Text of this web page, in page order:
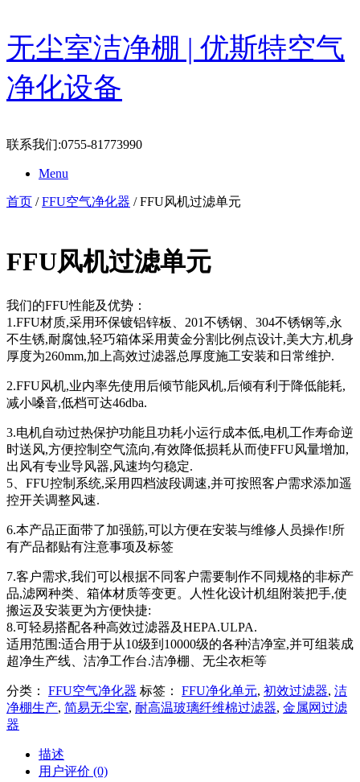
Skip
to
content
无尘室洁净棚 | 优斯特空气
净化设备
联系我们:0755-81773990
Menu
首页 /FFU空气净化器 / FFU风机过滤单元
FFU风机过滤单元
我们的FFU性能及优势：
1.FFU材质,采用环保镀铝锌板、201不锈钢、304不锈钢等,永
不生锈,耐腐蚀,轻巧箱体采用黄金分割比例点设计,美大方,机身
厚度为260mm,加上高效过滤器总厚度施工安装和日常维护.
2.FFU风机,业内率先使用后倾节能风机,后倾有利于降低能耗,
减小嗓音,低档可达46dba.
3.电机自动过热保护功能且功耗小运行成本低,电机工作寿命逆
时送风,方便控制空气流向,有效降低损耗从而使FFU风量增加,
出风有专业导风器,风速均匀稳定.
5、FFU控制系统,采用四档波段调速,并可按照客户需求添加遥
控开关调整风速.
6.本产品正面带了加强筋,可以方便在安装与维修人员操作!所
有产品都贴有注意事项及标签
7.客户需求,我们可以根据不同客户需要制作不同规格的非标产
品,滤网种类、箱体材质等变更。人性化设计机组附装把手,使
搬运及安装更为方便快捷:
8.可轻易搭配各种高效过滤器及HEPA.ULPA.
适用范围:适合用于从10级到10000级的各种洁净室,并可组装成
超净生产线、洁净工作台.洁净棚、无尘衣柜等
分类： FFU空气净化器 标签： FFU净化单元, 初效过滤器, 洁
净棚生产, 简易无尘室, 耐高温玻璃纤维棉过滤器, 金属网过滤
器
描述
用户评价 (0)